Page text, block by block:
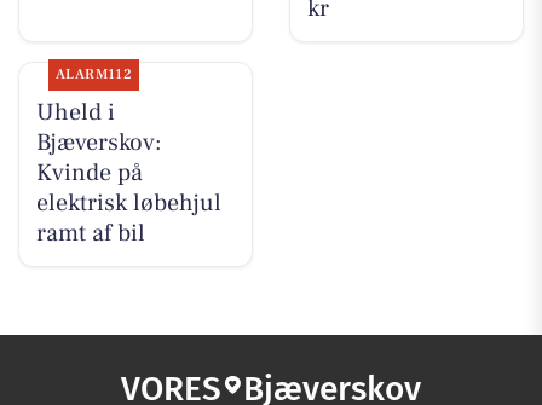
kr
ALARM112
Uheld i
Bjæverskov:
Kvinde på
elektrisk løbehjul
ramt af bil
VORES Bjæverskov